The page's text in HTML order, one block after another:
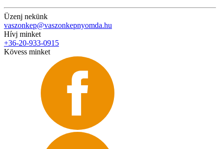
Üzenj nekünk
vaszonkep@vaszonkepnyomda.hu
Hívj minket
+36-20-933-0915
Kövess minket